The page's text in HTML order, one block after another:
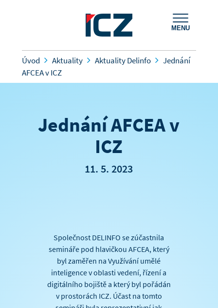
MENU
Úvod Aktuality Aktuality Delinfo
Jednání
AFCEA v ICZ
Jednání AFCEA v
ICZ
11. 5. 2023
Společnost DELINFO se zúčastnila
semináře pod hlavičkou AFCEA, který
byl zaměřen na Využívání umělé
inteligence v oblasti vedení, řízení a
digitálního bojiště a který byl pořádán
v prostorách ICZ. Účast na tomto